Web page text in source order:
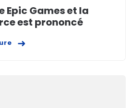
Epic Games et la
est prononcé